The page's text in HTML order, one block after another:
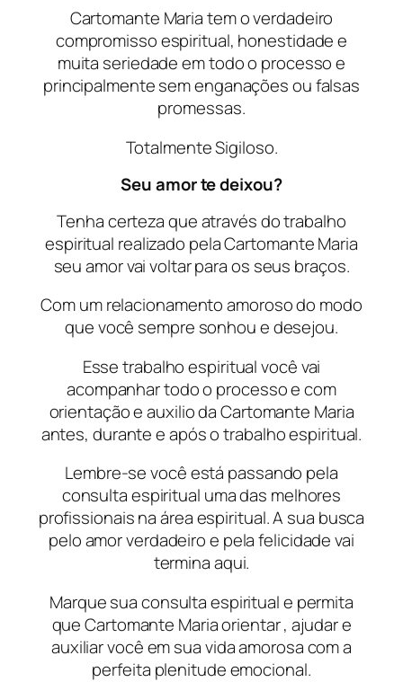
Cartomante Maria tem o verdadeiro
compromisso espiritual, honestidade e
muita seriedade em todo o processo e
principalmente sem enganações ou falsas
promessas.
Totalmente Sigiloso.
Seu amor te deixou?
Tenha certeza que através do trabalho
espiritual realizado pela Cartomante Maria
seu amor vai voltar para os seus braços.
Com um relacionamento amoroso do modo
que você sempre sonhou e desejou.
Esse trabalho espiritual você vai
acompanhar todo o processo e com
orientação e auxilio da Cartomante Maria
antes, durante e após o trabalho espiritual.
Lembre-se você está passando pela
consulta espiritual uma das melhores
profissionais na área espiritual. A sua busca
pelo amor verdadeiro e pela felicidade vai
termina aqui.
Marque sua consulta espiritual e permita
que Cartomante Maria orientar , ajudar e
auxiliar você em sua vida amorosa com a
perfeita plenitude emocional.